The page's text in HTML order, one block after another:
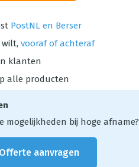
PostNL en Berser
vooraf of achteraf
klanten
alle producten
mogelijkheden bij hoge afname?
Offerte aanvragen